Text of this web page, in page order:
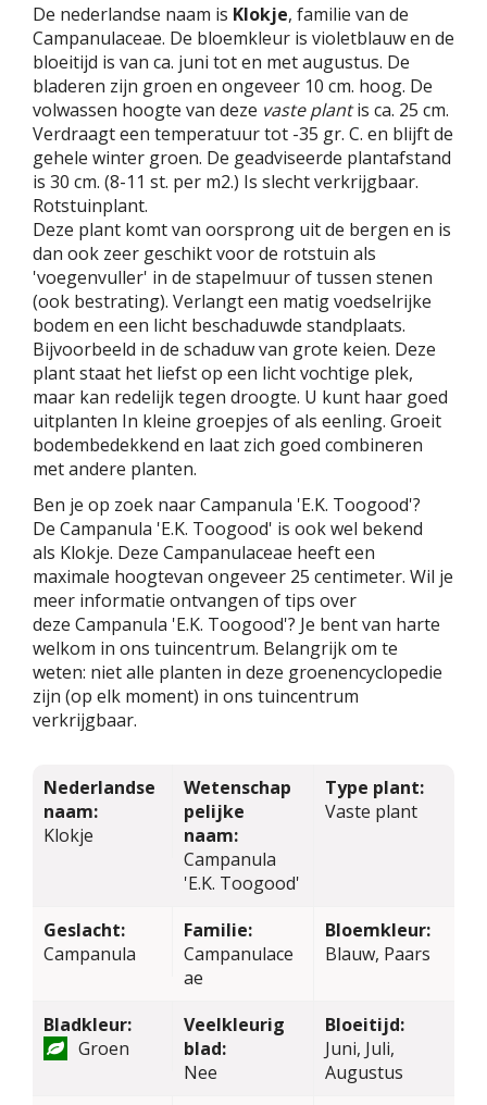
De nederlandse naam is Klokje, familie van de
Campanulaceae. De bloemkleur is violetblauw en de
bloeitijd is van ca. juni tot en met augustus. De
bladeren zijn groen en ongeveer 10 cm. hoog. De
volwassen hoogte van deze vaste plantis ca. 25 cm.
Verdraagt een temperatuur tot -35 gr. C. en blijft de
gehele winter groen. De geadviseerde plantafstand
is 30 cm. (8-11 st. per m2.) Is slecht verkrijgbaar.
Rotstuinplant.
Deze plant komt van oorsprong uit de bergen en is
dan ook zeer geschikt voor de rotstuin als
'voegenvuller' in de stapelmuur of tussen stenen
(ook bestrating). Verlangt een matig voedselrijke
bodem en een licht beschaduwde standplaats.
Bijvoorbeeld in de schaduw van grote keien. Deze
plant staat het liefst op een licht vochtige plek,
maar kan redelijk tegen droogte. U kunt haar goed
uitplanten In kleine groepjes of als eenling. Groeit
bodembedekkend en laat zich goed combineren
met andere planten.
Ben je op zoek naar Campanula 'E.K. Toogood'?
De Campanula 'E.K. Toogood' is ook wel bekend
als Klokje. Deze Campanulaceae heeft een
maximale hoogtevan ongeveer 25 centimeter. Wil je
meer informatie ontvangen of tips over
deze Campanula 'E.K. Toogood'? Je bent van harte
welkom in ons tuincentrum. Belangrijk om te
weten: niet alle planten in deze groenencyclopedie
zijn (op elk moment) in ons tuincentrum
verkrijgbaar.
Nederlandse
naam:
Klokje
Wetenschap
pelijke
naam:
Campanula
'E.K. Toogood'
Type plant:
Vaste plant
Geslacht:
Campanula
Familie:
Campanulace
ae
Bloemkleur:
Blauw, Paars
Bladkleur:
Groen
Veelkleurig
blad:
Nee
Bloeitijd:
Juni, Juli,
Augustus